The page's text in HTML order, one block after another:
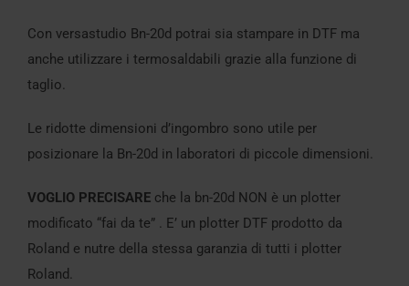
Con versastudio Bn-20d potrai sia stampare in DTF ma
anche utilizzare i termosaldabili grazie alla funzione di
taglio.
Le ridotte dimensioni d’ingombro sono utile per
posizionare la Bn-20d in laboratori di piccole dimensioni.
VOGLIO PRECISARE che la bn-20d NON è un plotter
modificato “fai da te” . E’ un plotter DTF prodotto da
Roland e nutre della stessa garanzia di tutti i plotter
Roland.